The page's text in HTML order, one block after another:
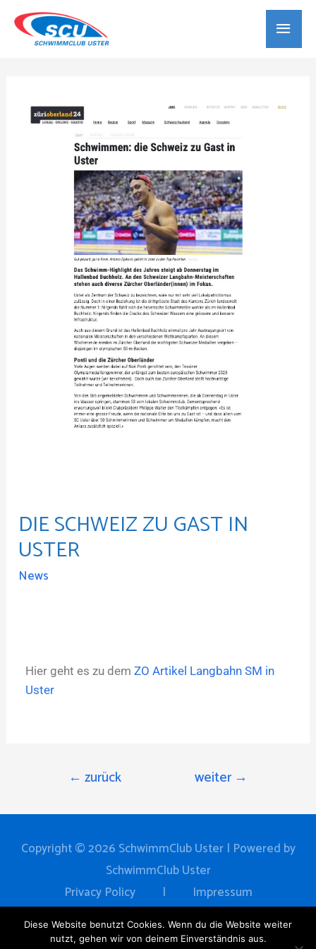
DIE SCHWEIZ ZU GAST IN
USTER
News
Hier geht es zu demZO Artikel Langbahn SM in
Uster
← zurück weiter →
Copyright © 2026 SchwimmClub Uster| Powered by
SchwimmClub Uster
Privacy Policy| Impressum
Home News Verein Training
Events
Diese Website benutzt Cookies. Wenn du die Website weiter
nutzt, gehen wir von deinem Einverständnis aus.